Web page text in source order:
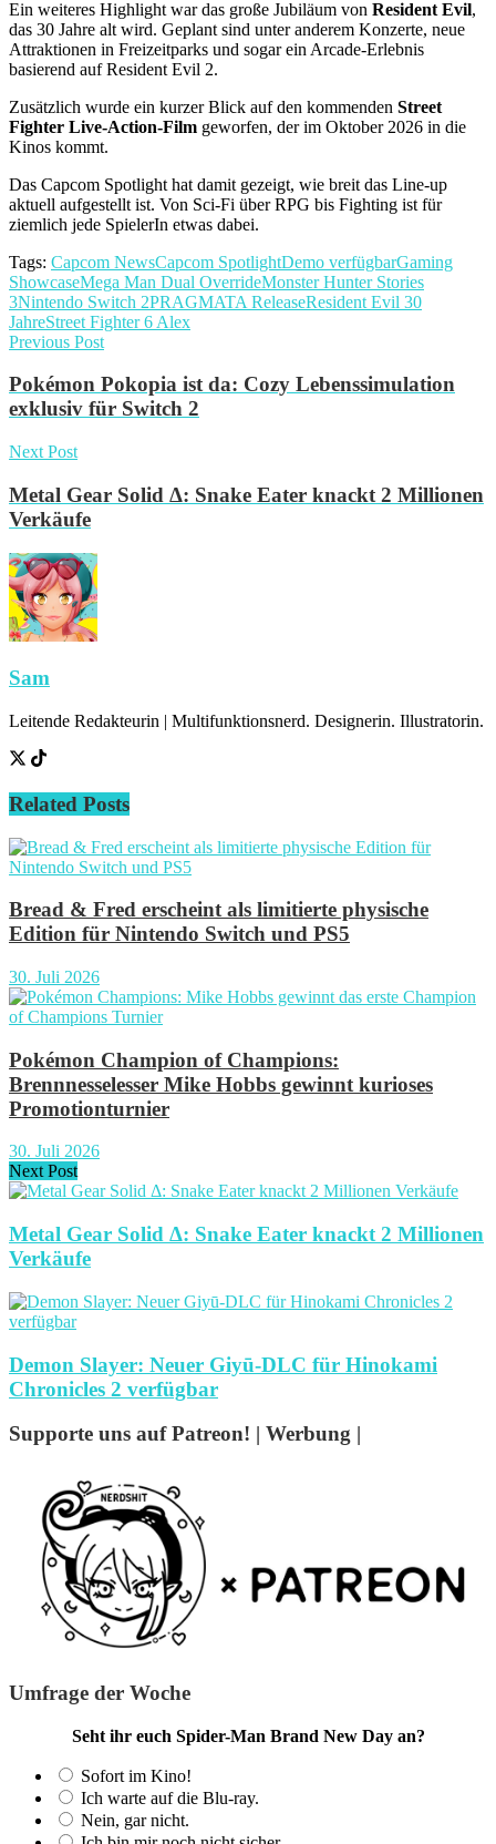
Ein weiteres Highlight war das große Jubiläum von Resident Evil,
das 30 Jahre alt wird. Geplant sind unter anderem Konzerte, neue
Attraktionen in Freizeitparks und sogar ein Arcade-Erlebnis
basierend auf Resident Evil 2.
Zusätzlich wurde ein kurzer Blick auf den kommenden Street
Fighter Live-Action-Film geworfen, der im Oktober 2026 in die
Kinos kommt.
Das Capcom Spotlight hat damit gezeigt, wie breit das Line-up
aktuell aufgestellt ist. Von Sci-Fi über RPG bis Fighting ist für
ziemlich jede SpielerIn etwas dabei.
Tags: Capcom NewsCapcom SpotlightDemo verfügbarGaming
ShowcaseMega Man Dual OverrideMonster Hunter Stories
3Nintendo Switch 2PRAGMATA ReleaseResident Evil 30
JahreStreet Fighter 6 Alex
Previous Post
Pokémon Pokopia ist da: Cozy Lebenssimulation
exklusiv für Switch 2
Next Post
Metal Gear Solid Δ: Snake Eater knackt 2 Millionen
Verkäufe
Sam
Leitende Redakteurin | Multifunktionsnerd. Designerin. Illustratorin.
Related Posts
Bread & Fred erscheint als limitierte physische
Edition für Nintendo Switch und PS5
30. Juli 2026
Pokémon Champion of Champions:
Brennnesselesser Mike Hobbs gewinnt kurioses
Promotionturnier
30. Juli 2026
Next Post
Metal Gear Solid Δ: Snake Eater knackt 2 Millionen
Verkäufe
Demon Slayer: Neuer Giyū-DLC für Hinokami
Chronicles 2 verfügbar
Supporte uns auf Patreon! | Werbung |
Umfrage der Woche
Seht ihr euch Spider-Man Brand New Day an?
Sofort im Kino!
Ich warte auf die Blu-ray.
Nein, gar nicht.